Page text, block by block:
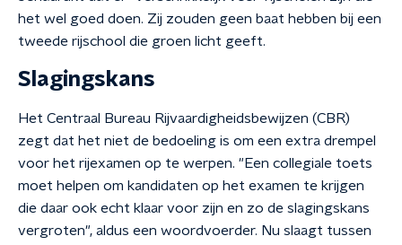
het wel goed doen. Zij zouden geen baat hebben bij een
tweede rijschool die groen licht geeft.
Slagingskans
Het Centraal Bureau Rijvaardigheidsbewijzen (CBR)
zegt dat het niet de bedoeling is om een extra drempel
voor het rijexamen op te werpen. "Een collegiale toets
moet helpen om kandidaten op het examen te krijgen
die daar ook echt klaar voor zijn en zo de slagingskans
vergroten", aldus een woordvoerder. Nu slaagt tussen